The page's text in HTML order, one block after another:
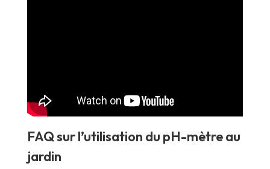
FAQ sur l’utilisation du pH-mètre au
jardin